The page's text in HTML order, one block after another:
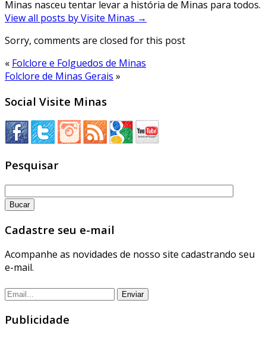
Minas nasceu tentar levar a história de Minas para todos.
View all posts by Visite Minas →
Sorry, comments are closed for this post
« Folclore e Folguedos de Minas
Folclore de Minas Gerais »
Social Visite Minas
Pesquisar
Cadastre seu e-mail
Acompanhe as novidades de nosso site cadastrando seu
e-mail.
Publicidade